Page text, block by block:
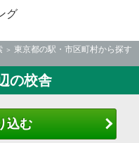
グ
東京都の駅・市区町村から探す
の校舎
込む